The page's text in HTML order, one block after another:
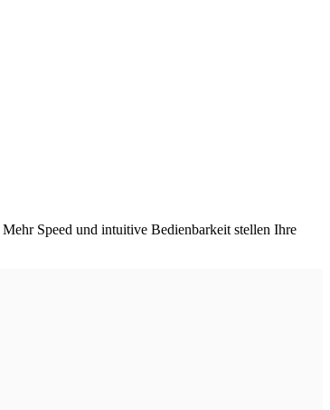
Speed und intuitive Bedienbarkeit stellen Ihre